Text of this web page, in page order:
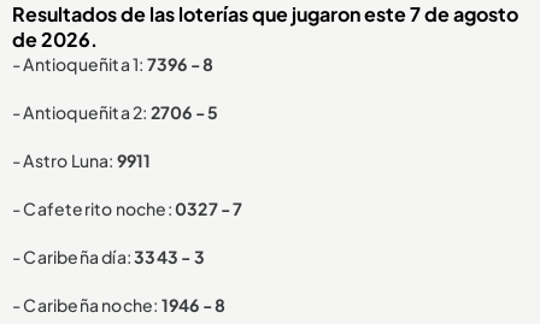
Resultados de las loterías que jugaron este 7 de agosto
de 2026.
- Antioqueñita 1: 7396 - 8
- Antioqueñita 2: 2706 - 5
- Astro Luna: 9911
- Cafeterito noche:0327 - 7
- Caribeña día:3343 - 3
- Caribeña noche: 1946 - 8